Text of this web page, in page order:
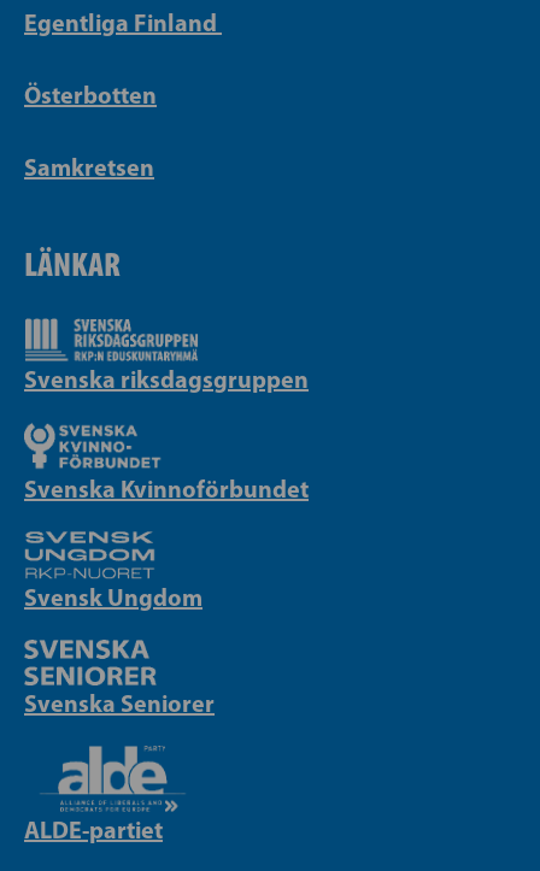
Egentliga Finland
Österbotten
Samkretsen
LÄNKAR
Svenska riksdagsgruppen
Svenska Kvinnoförbundet
Svensk Ungdom
Svenska Seniorer
ALDE-partiet